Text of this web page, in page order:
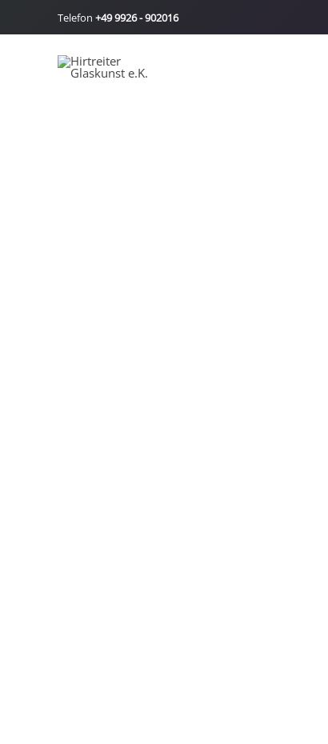
Inhalt
Telefon +49 9926 - 902016